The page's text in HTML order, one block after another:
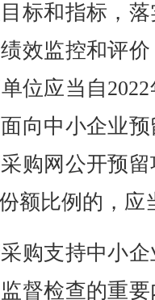
标和指标，
效监控和评
位应当自
向中小企业
购网公开预
额比例的，应
支持中小企
督检查的重